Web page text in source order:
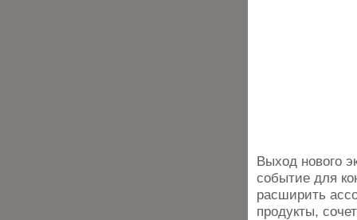
Выход нового
событие для
расширить
продукты,